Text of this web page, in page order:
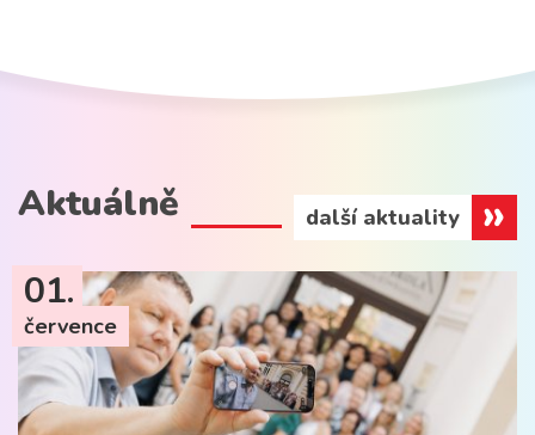
Aktuálně další aktuality
01.
července